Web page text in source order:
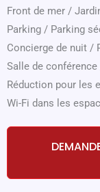
Front de mer /
Parking / Parking
Concierge de nuit /
Salle de conférence
Réduction pour les
Wi-Fi dans les